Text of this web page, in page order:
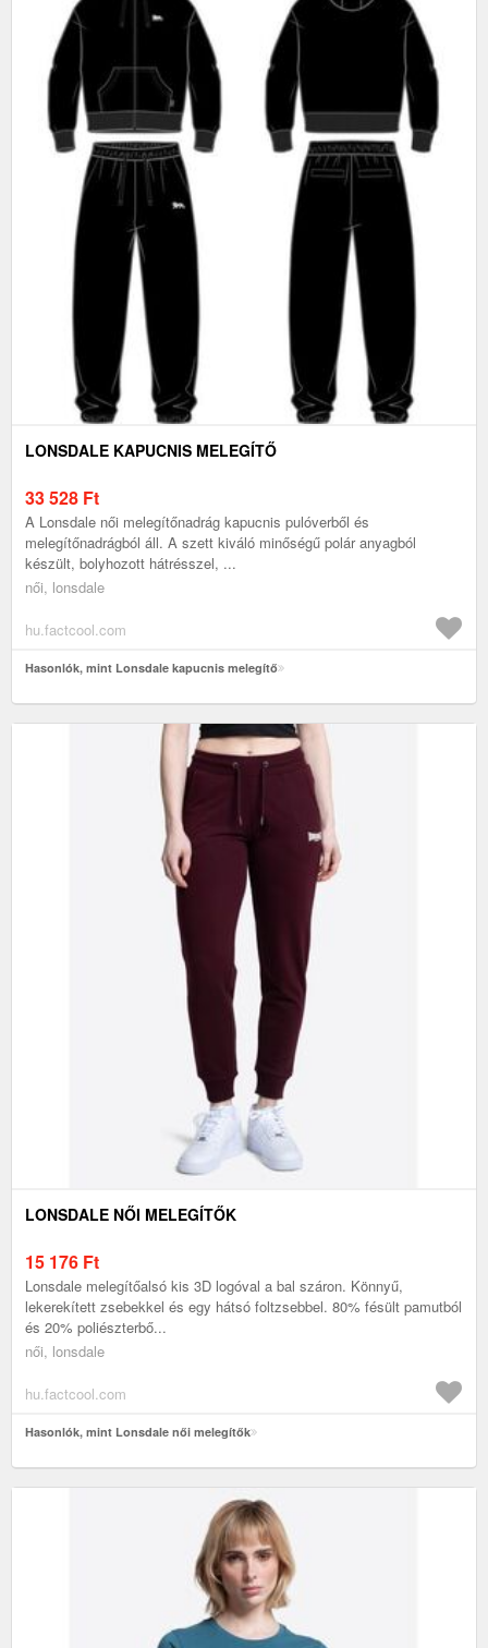
LONSDALE KAPUCNIS MELEGÍTŐ
33 528 Ft
A Lonsdale női melegítőnadrág kapucnis pulóverből és
melegítőnadrágból áll. A szett kiváló minőségű polár anyagból
készült, bolyhozott hátrésszel, ...
női, lonsdale
hu.factcool.com
Hasonlók, mint Lonsdale kapucnis melegítő
LONSDALE NŐI MELEGÍTŐK
15 176 Ft
Lonsdale melegítőalsó kis 3D logóval a bal száron. Könnyű,
lekerekített zsebekkel és egy hátsó foltzsebbel. 80% fésült pamutból
és 20% poliészterbő...
női, lonsdale
hu.factcool.com
Hasonlók, mint Lonsdale női melegítők